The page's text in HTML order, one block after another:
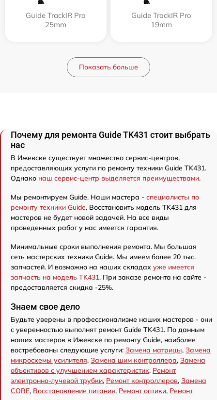
Guide TrackIR Pro
25mm
Guide TrackIR Pro
19mm
Показать больше
Почему для ремонта Guide TK431 стоит выбрать
нас
В Ижевске существует множество сервис-центров,
предоставляющих услуги по ремонту техники Guide TK431.
Однако наш сервис-центр выделяется преимуществами.
Мы ремонтируем Guide. Наши мастера - специалисты по
ремонту техники Guide. Восстановить модель TK431 для
мастеров не будет новой задачей. На все виды
проведенных работ у нас имеется гарантия.
Минимальные сроки выполнения ремонта. Мы большая
сеть мастерских техники Guide. Мы имеем более 20 тыс.
запчастей. И возможно на наших складах уже имеется
запчасть на модель TK431. При заказе ремонта на сайте -
предоставляется скидка -25%.
Знаем свое дело
Будьте уверены в профессионализме наших мастеров - они
с уверенностью выполнят ремонт Guide TK431. По данным
наших мастеров в Ижевске по ремонту Guide, наиболее
востребованы следующие услуги: Замена матрицы, Замена
микросхемы усилителя, Замена шим контроллера, Замена
объективов с улучшением характеристик, Ремонт
электронно-лучевой трубки, Ремонт контроллеров, Замена
CORE, Восстановление питания, Ремонт оптики, Ремонт